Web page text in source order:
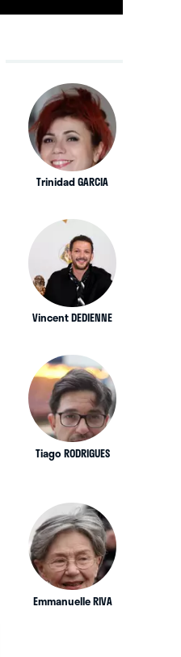
Trinidad GARCIA
Vincent DEDIENNE
Tiago RODRIGUES
Emmanuelle RIVA